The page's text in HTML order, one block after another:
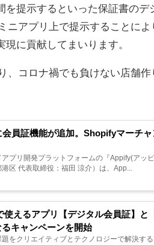
を提示するといった保証書のデ
ニアプリ上で提示することに
に貢献してまいります。
、コロナ禍でも負けない店舗作
員証機能が追加。Shopifyマーチ
アプリ開発プラットフォームの『Appify(ア
区 代表取締役：福田 涼介）は、App...
使えるアプリ【デジタル会員証】
キャンペーンを開始
題をクリエイティブとテクノロジーで解決す